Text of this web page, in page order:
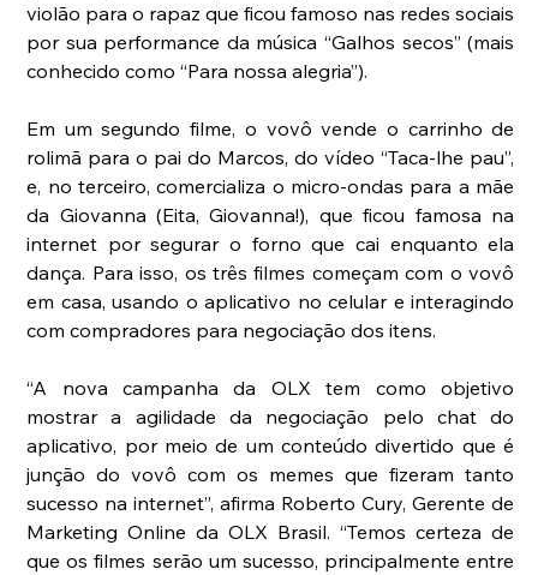
violão para o rapaz que ficou famoso nas redes sociais
por sua performance da música “Galhos secos” (mais
conhecido como “Para nossa alegria”).
Em um segundo filme, o vovô vende o carrinho de
rolimã para o pai do Marcos, do vídeo “Taca-lhe pau”,
e, no terceiro, comercializa o micro-ondas para a mãe
da Giovanna (Eita, Giovanna!), que ficou famosa na
internet por segurar o forno que cai enquanto ela
dança. Para isso, os três filmes começam com o vovô
em casa, usando o aplicativo no celular e interagindo
com compradores para negociação dos itens.
“A nova campanha da OLX tem como objetivo
mostrar a agilidade da negociação pelo chat do
aplicativo, por meio de um conteúdo divertido que é
junção do vovô com os memes que fizeram tanto
sucesso na internet”, afirma Roberto Cury, Gerente de
Marketing Online da OLX Brasil. “Temos certeza de
que os filmes serão um sucesso, principalmente entre